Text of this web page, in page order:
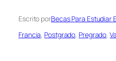
Escrito porBecas Para Estudiar
Francia, Postgrado, Pregrado,